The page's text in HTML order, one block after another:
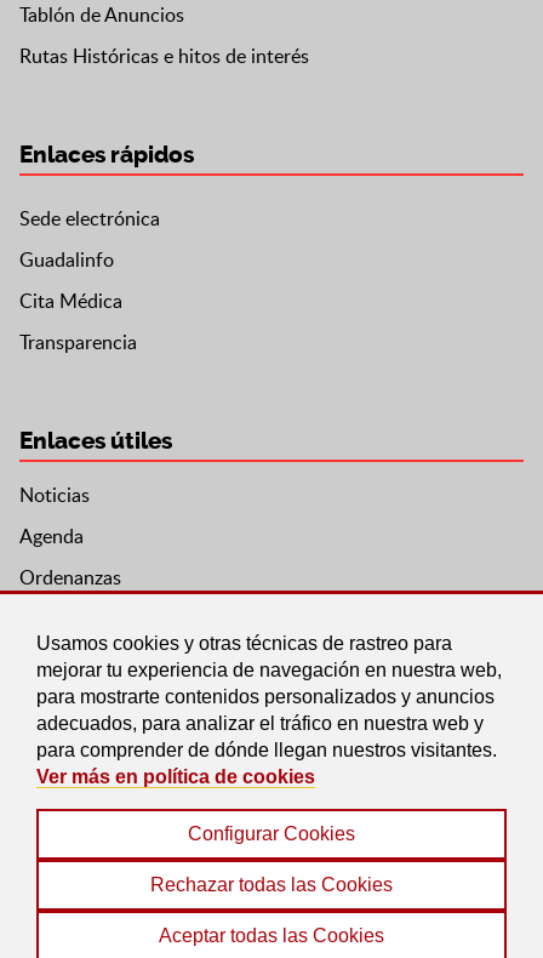
Usamos cookies y otras técnicas de rastreo para
mejorar tu experiencia de navegación en nuestra web,
para mostrarte contenidos personalizados y anuncios
adecuados, para analizar el tráfico en nuestra web y
para comprender de dónde llegan nuestros visitantes.
Ver más en política de cookies
Configurar Cookies
Rechazar todas las Cookies
Aceptar todas las Cookies
Tablón de Anuncios
Rutas Históricas e hitos de interés
Enlaces rápidos
Sede electrónica
Guadalinfo
Cita Médica
Transparencia
Enlaces útiles
Noticias
Agenda
Ordenanzas
© 2022 Ayuntamiento de Pedro Martínez
Política de Cookies | Accesibilidad
Protección de Datos | Mapa Web